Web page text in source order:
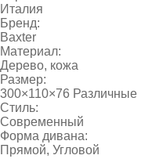
Италия
Бренд:
Baxter
Материал:
Дерево, кожа
Размер:
300×110×76 Различные
Стиль:
Современный
Форма дивана:
Прямой, Угловой